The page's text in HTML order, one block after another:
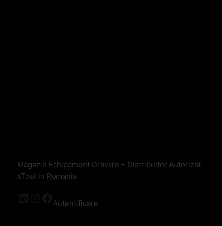
Magazin Echipament Gravare – Distribuitor Autorizat
xTool in Romania
Autentificare